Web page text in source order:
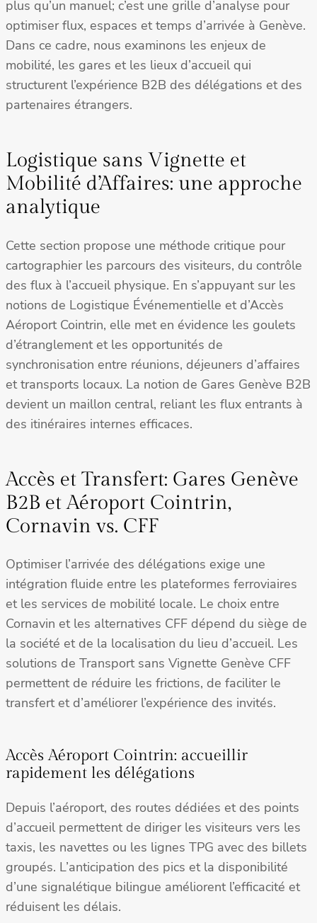
plus qu’un manuel; c’est une grille d’analyse pour
optimiser flux, espaces et temps d’arrivée à Genève.
Dans ce cadre, nous examinons les enjeux de
mobilité, les gares et les lieux d’accueil qui
structurent l’expérience B2B des délégations et des
partenaires étrangers.
Logistique sans Vignette et
Mobilité d’Affaires: une approche
analytique
Cette section propose une méthode critique pour
cartographier les parcours des visiteurs, du contrôle
des flux à l’accueil physique. En s’appuyant sur les
notions de Logistique Événementielle et d’Accès
Aéroport Cointrin, elle met en évidence les goulets
d’étranglement et les opportunités de
synchronisation entre réunions, déjeuners d’affaires
et transports locaux. La notion de Gares Genève B2B
devient un maillon central, reliant les flux entrants à
des itinéraires internes efficaces.
Accès et Transfert: Gares Genève
B2B et Aéroport Cointrin,
Cornavin vs. CFF
Optimiser l’arrivée des délégations exige une
intégration fluide entre les plateformes ferroviaires
et les services de mobilité locale. Le choix entre
Cornavin et les alternatives CFF dépend du siège de
la société et de la localisation du lieu d’accueil. Les
solutions de Transport sans Vignette Genève CFF
permettent de réduire les frictions, de faciliter le
transfert et d’améliorer l’expérience des invités.
Accès Aéroport Cointrin: accueillir
rapidement les délégations
Depuis l’aéroport, des routes dédiées et des points
d’accueil permettent de diriger les visiteurs vers les
taxis, les navettes ou les lignes TPG avec des billets
groupés. L’anticipation des pics et la disponibilité
d’une signalétique bilingue améliorent l’efficacité et
réduisent les délais.